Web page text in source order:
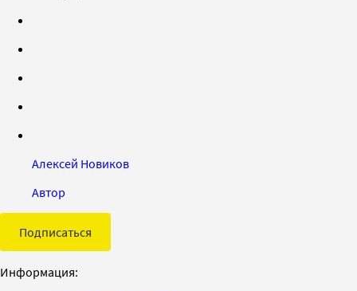
Алексей Новиков
Автор
Подписаться
Информация: